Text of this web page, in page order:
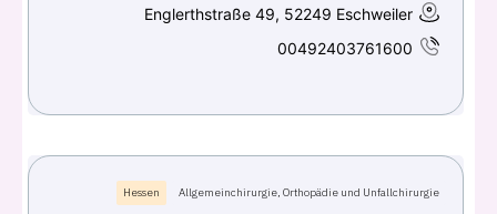
Englerthstraße 49, 52249 Eschweiler
00492403761600
Allgemeinchirurgie, Orthopädie und Unfallchirurgie
Hessen